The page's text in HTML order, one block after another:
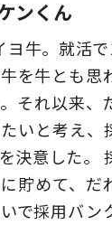
ンくん
ヨ牛。就活
を牛とも思
それ以来、
いと考え、
決意した。
貯めて、だ
で採用バン